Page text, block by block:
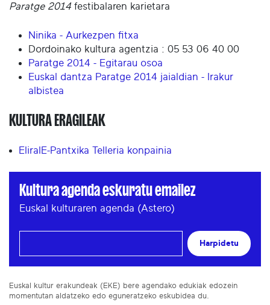
Paratge 2014festibalaren karietara
Ninika - Aurkezpen fitxa
Dordoinako kultura agentzia : 05 53 06 40 00
Paratge 2014 - Egitarau osoa
Euskal dantza Paratge 2014 jaialdian - Irakur
albistea
KULTURA ERAGILEAK
EliralE-Pantxika Telleria konpainia
Kultura agenda eskuratu emailez
Euskal kulturaren agenda (Astero)
Harpidetu
Euskal kultur erakundeak (EKE) bere agendako edukiak edozein
momentutan aldatzeko edo eguneratzeko eskubidea du.